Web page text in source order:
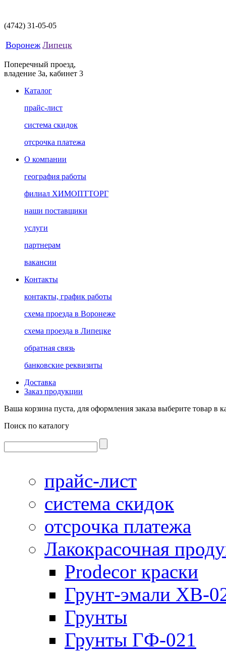
(4742) 31-05-05
Воронеж Липецк
Поперечный проезд,
владение 3а, кабинет 3
Каталог
прайс-лист
система скидок
отсрочка платежа
О компании
география работы
филиал ХИМОПТТОРГ
наши поставщики
услуги
партнерам
вакансии
Контакты
контакты, график работы
схема проезда в Воронеже
схема проезда в Липецке
обратная связь
банковские реквизиты
Доставка
Заказ продукции
Ваша корзина пуста, для оформления заказа выберите товар в
Поиск по каталогу
прайс-лист
система скидок
отсрочка платежа
Лакокрасочная
Prodecor краски
Грунт-эмали ХВ-
Грунты
Грунты ГФ-021